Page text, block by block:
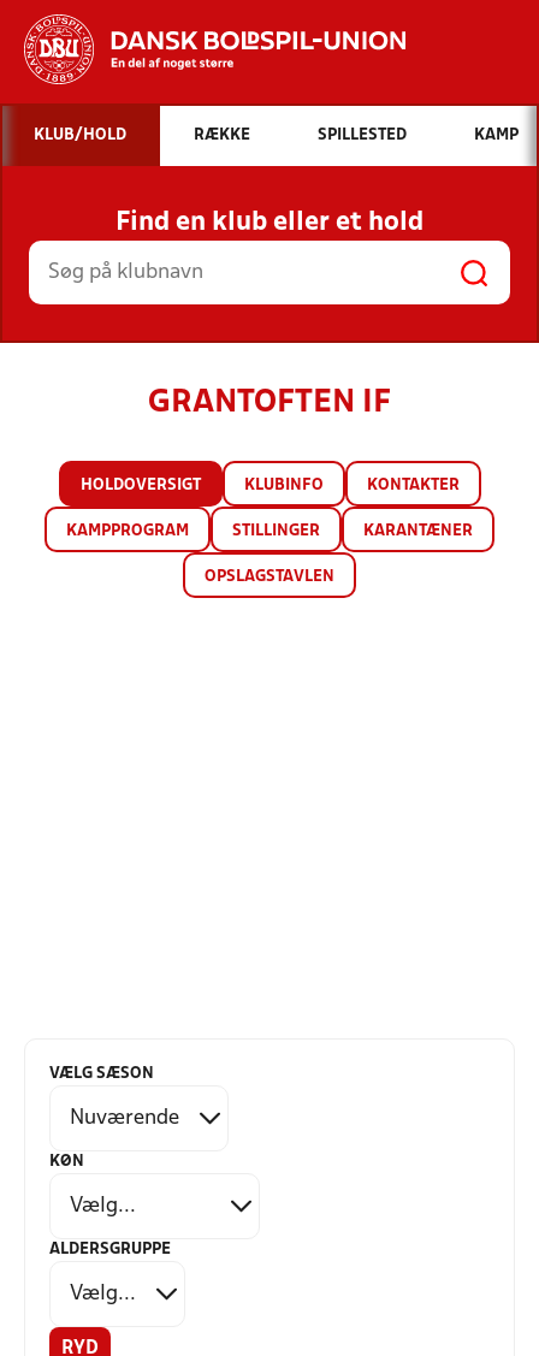
Hvad vil du søge efter?
INDHOLD OG NYHEDER
STILLINGER, RESULTATER, KLUBBER OG
HOLD
KLUB/HOLD RÆKKE SPILLESTED KAMP
Find en klub eller et hold
GRANTOFTEN IF
HOLDOVERSIGT KLUBINFO KONTAKTER
KAMPPROGRAM STILLINGER KARANTÆNER
OPSLAGSTAVLEN
VÆLG SÆSON
KØN
ALDERSGRUPPE
RYD